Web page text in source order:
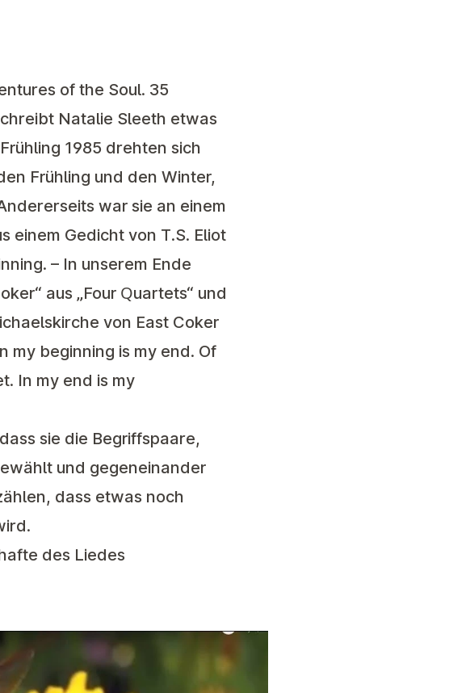
of the Soul. 35
Natalie Sleeth etwas
1985 drehten sich
Frühling und den Winter,
war sie an einem
einem Gedicht von T.S. Eliot
– In unserem Ende
aus „Four Quartets“ und
von East Coker
my beginning is my end. Of
In my end is my
sie die Begriffspaare,
und gegeneinander
dass etwas noch
des Liedes